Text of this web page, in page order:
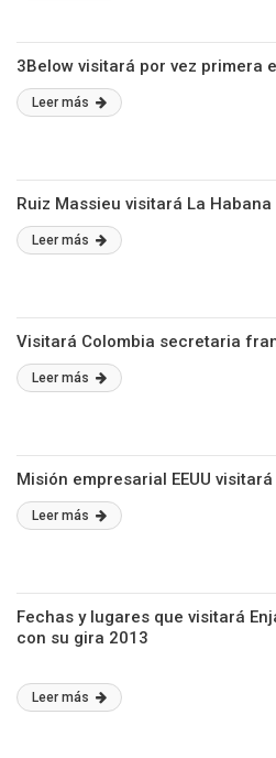
3Below visitará por vez primera
Leer más
Ruiz Massieu visitará La
Leer más
Visitará Colombia secretaria
Leer más
Misión empresarial EEUU
Leer más
Fechas y lugares que visitará
con su gira 2013
Leer más